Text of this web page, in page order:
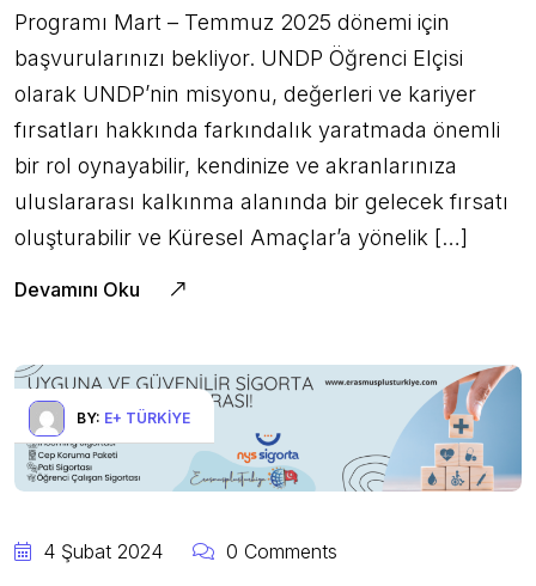
Programı Mart – Temmuz 2025 dönemi için
başvurularınızı bekliyor. UNDP Öğrenci Elçisi
olarak UNDP’nin misyonu, değerleri ve kariyer
fırsatları hakkında farkındalık yaratmada önemli
bir rol oynayabilir, kendinize ve akranlarınıza
uluslararası kalkınma alanında bir gelecek fırsatı
oluşturabilir ve Küresel Amaçlar’a yönelik […]
Devamını Oku
BY: E+ TÜRKIYE
4 Şubat 2024 0 Comments